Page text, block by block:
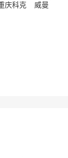
庆科克 威曼